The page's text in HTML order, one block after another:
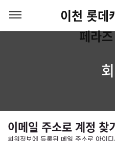
이천 롯데
페라
이메일 주소로 계정 찾
회원정보에 등록된 메일 주소로 아이